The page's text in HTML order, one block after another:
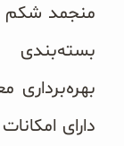
منجمد شکم
بسته‌بندی
بهره‌برداری
دارای